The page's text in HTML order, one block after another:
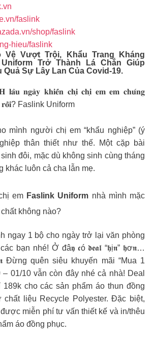
faslink
shop/faslink
hieu/faslink
Vượt Trội, Khẩu Trang Kháng
Trở Thành Lá Chắn Giúp
Quả Sự Lây Lan Của Covid-19.
𝐧𝐠𝐚̀𝐲 𝐤𝐡𝐢𝐞̂́𝐧 𝐜𝐡𝐢̣ 𝐜𝐡𝐢̣ 𝐞𝐦 𝐞𝐦 𝐜𝐡𝐮́𝐧𝐠
𝐫𝐨̂̀𝐢? Faslink Uniform
mình người chị em “khẩu nghiệp” (ý
thân thiết như thế. Một cặp bài
đôi, mặc dù không sinh cùng tháng
khác luôn cả cha lẫn mẹ.
em Faslink Uniform nhà mình mặc
không nào?
ngay 1 bộ cho ngày trở lại văn phòng
bạn nhé! Ở đâ𝖞 𝖈ó 𝖉𝖊𝖆𝖑 “𝖍ị𝖓” 𝖍ơ𝖓…
Đừng quên siêu khuyến mãi “Mua 1
01/10 vẫn còn đây nhé cả nhà! Deal
189k cho các sản phẩm áo thun đồng
chất liệu Recycle Polyester. Đặc biệt,
miễn phí tư vấn thiết kế và in/thêu
áo đồng phục.